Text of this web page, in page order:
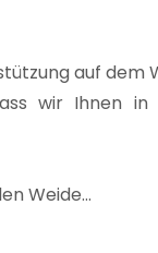
auf dem
wir Ihnen in
Weide...